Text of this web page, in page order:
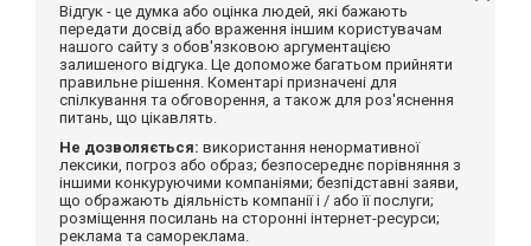
Відгук - це думка або оцінка людей, які бажають
передати досвід або враження іншим користувачам
нашого сайту з обов'язковою аргументацією
залишеного відгука. Це допоможе багатьом прийняти
правильне рішення. Коментарі призначені для
спілкування та обговорення, а також для роз'яснення
питань, що цікавлять.
Не дозволяється: використання ненормативної
лексики, погроз або образ; безпосереднє порівняння з
іншими конкуруючими компаніями; безпідставні заяви,
що ображають діяльність компанії і / або її послуги;
розміщення посилань на сторонні інтернет-ресурси;
реклама та самореклама.